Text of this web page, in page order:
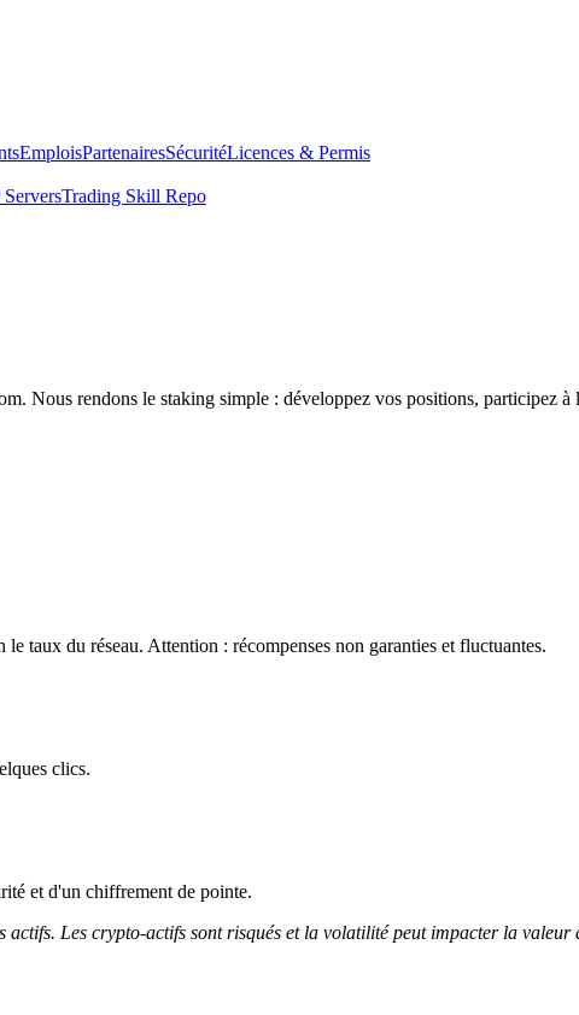
EmploisPartenairesSécuritéLicences & Permis
Trading Skill Repo
Nous rendons le staking simple : développez vos positions, participez à
taux du réseau. Attention : récompenses non garanties et fluctuantes.
clics.
et d'un chiffrement de pointe.
actifs. Les crypto-actifs sont risqués et la volatilité peut impacter la valeur